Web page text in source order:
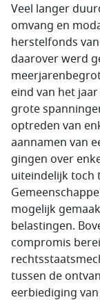
Veel langer
omvang en
herstelfonds
daarover werd
eind van het
grote
optreden van
aannamen van
gingen over
uiteindelijk toch
mogelijk
belastingen.
compromis
tussen de
eerbiediging